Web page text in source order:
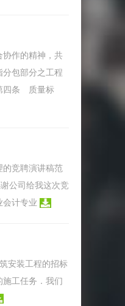
作的精神，共
包部分之工程
条 质量标
竞聘演讲稿范
公司给我这次竞
会计专业
程的招标
工任务．我们